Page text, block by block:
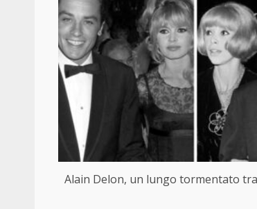
Alain Delon, un lungo tormentato